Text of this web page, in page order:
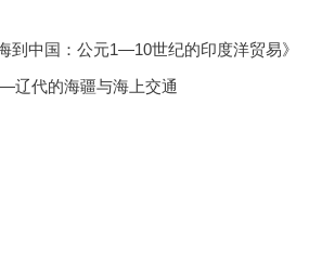
到中国：公元1—10世纪的印度洋贸易》
辽代的海疆与海上交通